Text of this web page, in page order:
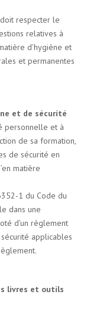
respecter le
relatives à
d’hygiène et
et permanentes
et de sécurité
personnelle et à
de sa formation,
de sécurité en
matière
1 du Code du
dans une
d’un règlement
applicables
livres et outils